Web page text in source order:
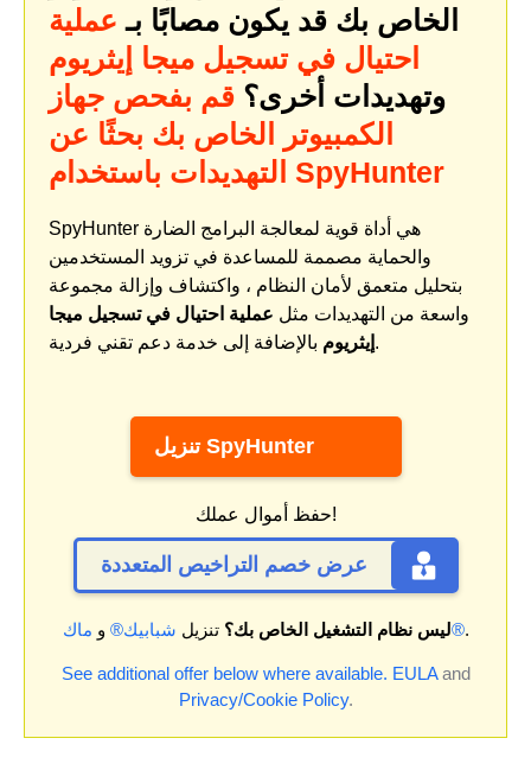
الخاص بك قد يكون مصابًا بـ عملية
احتيال في تسجيل ميجا إيثريوم
وتهديدات أخرى؟ قم بفحص جهاز
الكمبيوتر الخاص بك بحثًا عن
التهديدات باستخدام SpyHunter
SpyHunter هي أداة قوية لمعالجة البرامج الضارة
والحماية مصممة للمساعدة في تزويد المستخدمين
بتحليل متعمق لأمان النظام ، واكتشاف وإزالة مجموعة
واسعة من التهديدات مثل عملية احتيال في تسجيل ميجا
إيثريوم بالإضافة إلى خدمة دعم تقني فردية.
تنزيل SpyHunter
حفظ أموال عملك!
عرض خصم التراخيص المتعددة
ليس نظام التشغيل الخاص بك؟ تنزيل شبابيك® و ماك®.
See additional offer below where available. EULAand
Privacy/Cookie Policy.